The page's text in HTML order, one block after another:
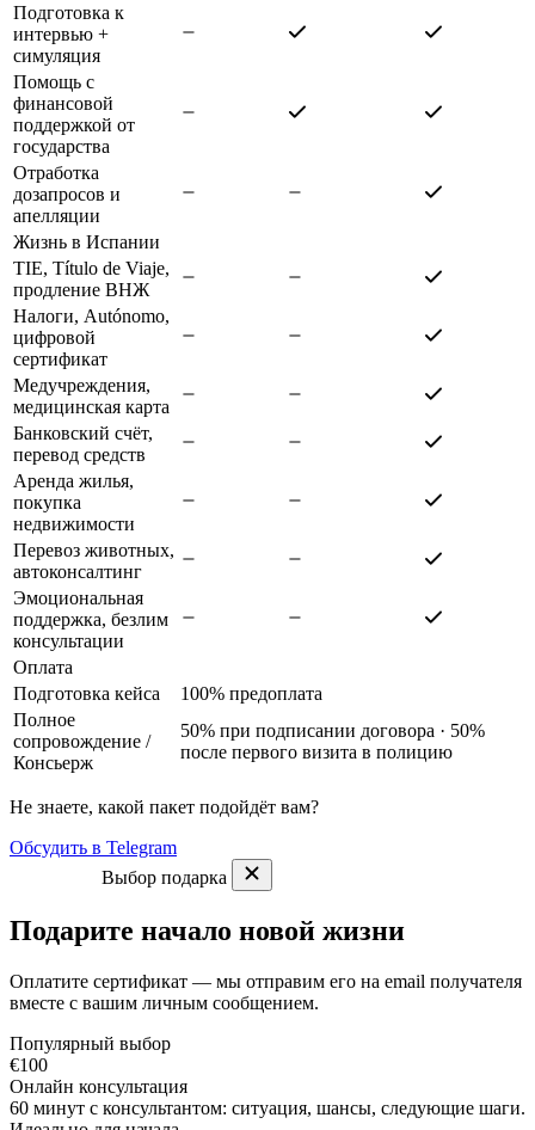
Подготовка к
интервью +
симуляция
Помощь с
финансовой
поддержкой от
государства
Отработка
дозапросов и
апелляции
Жизнь в Испании
TIE, Título de Viaje,
продление ВНЖ
Налоги, Autónomo,
цифровой
сертификат
Медучреждения,
медицинская карта
Банковский счёт,
перевод средств
Аренда жилья,
покупка
недвижимости
Перевоз животных,
автоконсалтинг
Эмоциональная
поддержка, безлим
консультации
Оплата
Подготовка кейса
100% предоплата
Полное
сопровождение /
Консьерж
50% при подписании договора · 50%
после первого визита в полицию
Не знаете, какой пакет подойдёт вам?
Обсудить в Telegram
Выбор подарка
Подарите начало новой жизни
Оплатите сертификат — мы отправим его на email получателя
вместе с вашим личным сообщением.
Популярный выбор
€100
Онлайн консультация
60 минут с консультантом: ситуация, шансы, следующие шаги.